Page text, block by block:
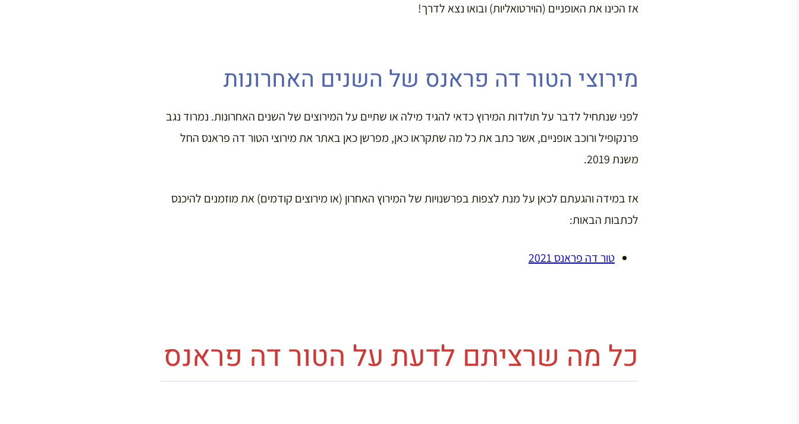
אז הכינו את האופניים (הוירטואליות) ובואו נצא לדרך!
מירוצי הטור דה פראנס של השנים האחרונות
לפני שנתחיל לדבר על תולדות המירוץ כדאי להגיד מילה או שתיים על המירוצים של השנים האחרונות. נמרוד נגב
פרנקופיל ורוכב אופניים, אשר כתב את כל מה שתקראו כאן, מפרשן כאן באתר את מירוצי הטור דה פראנס החל
משנת 2019.
אז במידה והגעתם לכאן על מנת לצפות בפרשנויות של המירוץ האחרון (או מירוצים קודמים) את מוזמנים להיכנס
לכתבות הבאות:
טור דה פראנס 2021
כל מה שרציתם לדעת על הטור דה פראנס